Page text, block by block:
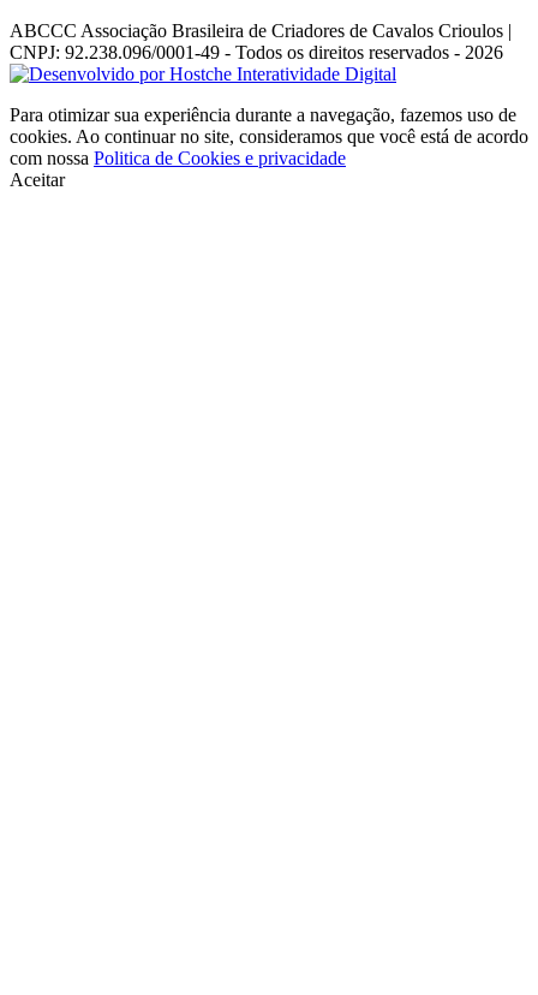
ABCCC Associação Brasileira de Criadores de Cavalos Crioulos |
CNPJ: 92.238.096/0001-49 - Todos os direitos reservados - 2026
Para otimizar sua experiência durante a navegação, fazemos uso de
cookies. Ao continuar no site, consideramos que você está de acordo
com nossa Politica de Cookies e privacidade
Aceitar